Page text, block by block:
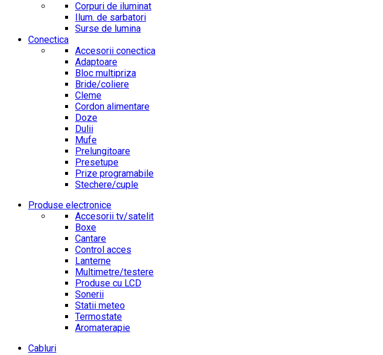
Corpuri de iluminat
Ilum. de sarbatori
Surse de lumina
Conectica
Accesorii conectica
Adaptoare
Bloc multipriza
Bride/coliere
Cleme
Cordon alimentare
Doze
Dulii
Mufe
Prelungitoare
Presetupe
Prize programabile
Stechere/cuple
Produse electronice
Accesorii tv/satelit
Boxe
Cantare
Control acces
Lanterne
Multimetre/testere
Produse cu LCD
Sonerii
Statii meteo
Termostate
Aromaterapie
Cabluri